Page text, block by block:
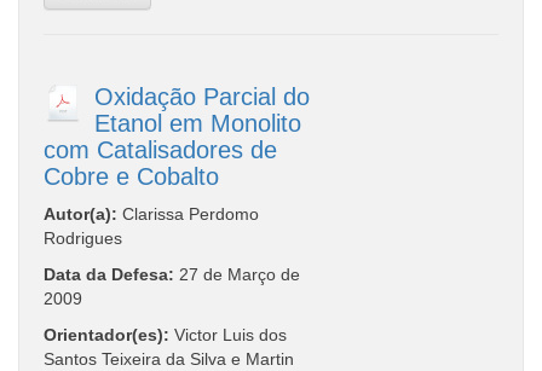
Oxidação Parcial do
Etanol em Monolito
com Catalisadores de
Cobre e Cobalto
Autor(a): Clarissa Perdomo
Rodrigues
Data da Defesa: 27 de Março de
2009
Orientador(es): Victor Luis dos
Santos Teixeira da Silva e Martin